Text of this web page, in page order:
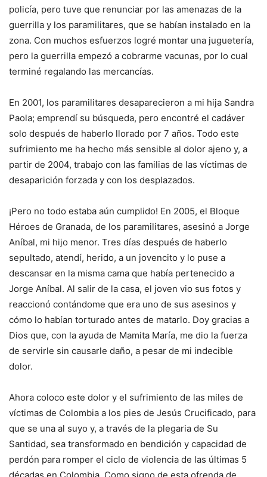
policía, pero tuve que renunciar por las amenazas de la
guerrilla y los paramilitares, que se habían instalado en la
zona. Con muchos esfuerzos logré montar una juguetería,
pero la guerrilla empezó a cobrarme vacunas, por lo cual
terminé regalando las mercancías.
En 2001, los paramilitares desaparecieron a mi hija Sandra
Paola; emprendí su búsqueda, pero encontré el cadáver
solo después de haberlo llorado por 7 años. Todo este
sufrimiento me ha hecho más sensible al dolor ajeno y, a
partir de 2004, trabajo con las familias de las víctimas de
desaparición forzada y con los desplazados.
¡Pero no todo estaba aún cumplido! En 2005, el Bloque
Héroes de Granada, de los paramilitares, asesinó a Jorge
Aníbal, mi hijo menor. Tres días después de haberlo
sepultado, atendí, herido, a un jovencito y lo puse a
descansar en la misma cama que había pertenecido a
Jorge Aníbal. Al salir de la casa, el joven vio sus fotos y
reaccionó contándome que era uno de sus asesinos y
cómo lo habían torturado antes de matarlo. Doy gracias a
Dios que, con la ayuda de Mamita María, me dio la fuerza
de servirle sin causarle daño, a pesar de mi indecible
dolor.
Ahora coloco este dolor y el sufrimiento de las miles de
víctimas de Colombia a los pies de Jesús Crucificado, para
que se una al suyo y, a través de la plegaria de Su
Santidad, sea transformado en bendición y capacidad de
perdón para romper el ciclo de violencia de las últimas 5
décadas en Colombia. Como signo de esta ofrenda de